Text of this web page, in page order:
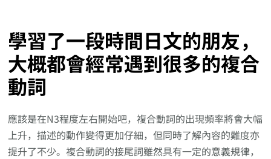
學習了一段時間日文的朋友，
大概都會經常遇到很多的複合
動詞
應該是在N3程度左右開始吧，複合動詞的出現頻率將會大幅
上升，描述的動作變得更加仔細，但同時了解內容的難度亦
提升了不少。複合動詞的接尾詞雖然具有一定的意義規律，